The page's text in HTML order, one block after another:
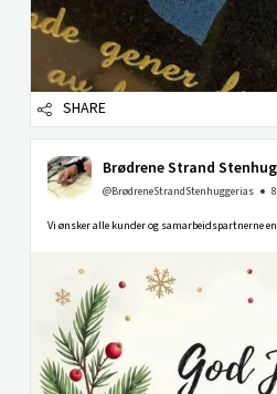
SHARE
Brødrene Strand
@BrødreneStrandStenhuggerias
Vi ønsker alle kunder og samarbeidspartnerne